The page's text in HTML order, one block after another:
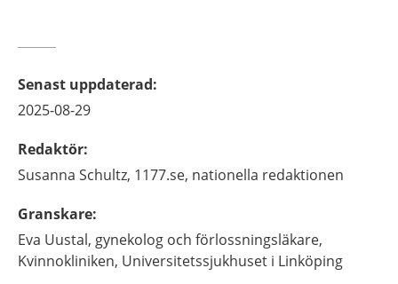
Senast uppdaterad:
2025-08-29
Redaktör:
Susanna Schultz, 1177.se, nationella redaktionen
Granskare:
Eva Uustal, gynekolog och förlossningsläkare,
Kvinnokliniken, Universitetssjukhuset i Linköping